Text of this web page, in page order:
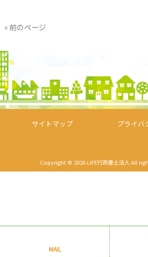
« 前のページ
サイトマップ プライバ
Copyright © 2026 LIFE行政書士法人 All
MAIL